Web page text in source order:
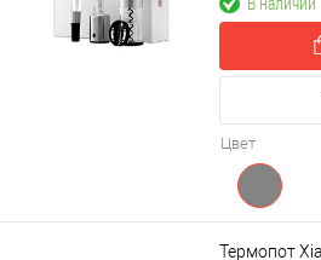
Цвет
Термопот